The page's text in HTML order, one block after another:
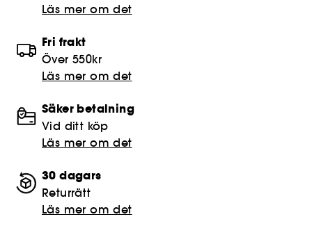
Läs mer om det
Fri frakt
Över 550kr
Läs mer om det
Säker betalning
Vid ditt köp
Läs mer om det
30 dagars
Returrätt
Läs mer om det